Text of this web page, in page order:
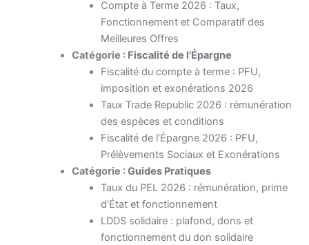
Compte à Terme 2026 : Taux,
Fonctionnement et Comparatif des
Meilleures Offres
Catégorie : Fiscalité de l'Épargne
Fiscalité du compte à terme : PFU,
imposition et exonérations 2026
Taux Trade Republic 2026 : rémunération
des espèces et conditions
Fiscalité de l’Épargne 2026 : PFU,
Prélèvements Sociaux et Exonérations
Catégorie :Guides Pratiques
Taux du PEL 2026 : rémunération, prime
d’État et fonctionnement
LDDS solidaire : plafond, dons et
fonctionnement du don solidaire